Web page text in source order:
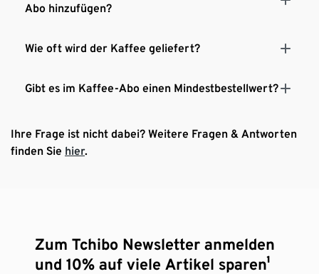
Abo hinzufügen?
Wie oft wird der Kaffee geliefert?
Gibt es im Kaffee-Abo einen Mindestbestellwert?
Ihre Frage ist nicht dabei? Weitere Fragen & Antworten
finden Sie hier.
Zum Tchibo Newsletter anmelden
und 10% auf viele Artikel sparen¹